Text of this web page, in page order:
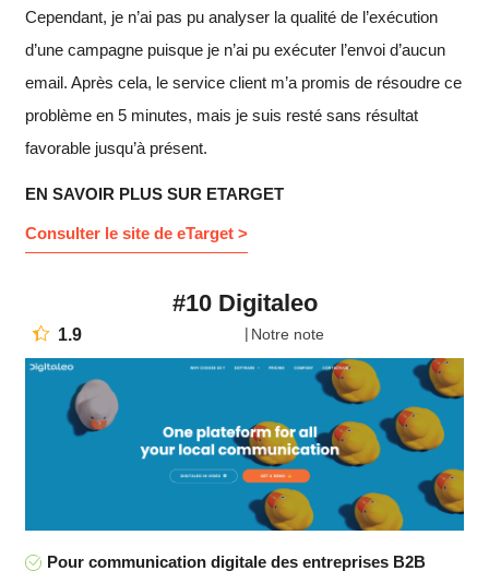
Cependant, je n’ai pas pu analyser la qualité de l’exécution
d’une campagne puisque je n’ai pu exécuter l’envoi d’aucun
email. Après cela, le service client m’a promis de résoudre ce
problème en 5 minutes, mais je suis resté sans résultat
favorable jusqu’à présent.
EN SAVOIR PLUS SUR ETARGET
Consulter le site de eTarget >
#10 Digitaleo
1.9 Notre note
Pour communication digitale des entreprises B2B